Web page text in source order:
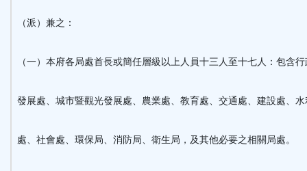
（派）兼之：
（一）本府各局處首長或簡任層級以上人員十三人至十七人：包含
發展處、城市暨觀光發展處、農業處、教育處、交通處、建設處、
處、社會處、環保局、消防局、衛生局，及其他必要之相關局處。